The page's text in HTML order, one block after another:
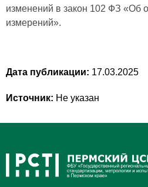
изменений в закон 102 ФЗ «Об
измерений».
Дата публикации: 17.03.2025
Источник: Не указан